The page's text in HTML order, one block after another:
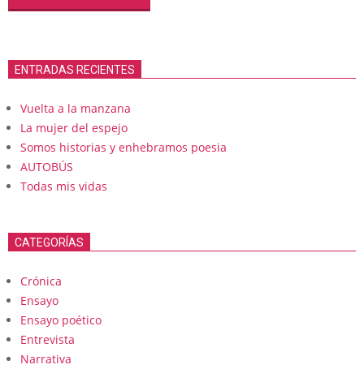
ENTRADAS RECIENTES
Vuelta a la manzana
La mujer del espejo
Somos historias y enhebramos poesia
AUTOBÚS
Todas mis vidas
CATEGORÍAS
Crónica
Ensayo
Ensayo poético
Entrevista
Narrativa